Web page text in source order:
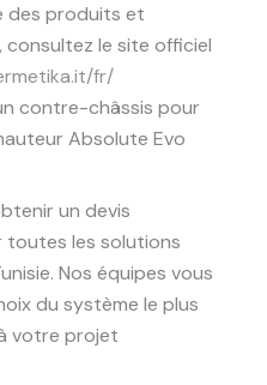
des produits et
consultez le site officiel
fr/
contre-châssis pour
Absolute Evo
un devis
toutes les solutions
Nos équipes vous
du système le plus
votre projet